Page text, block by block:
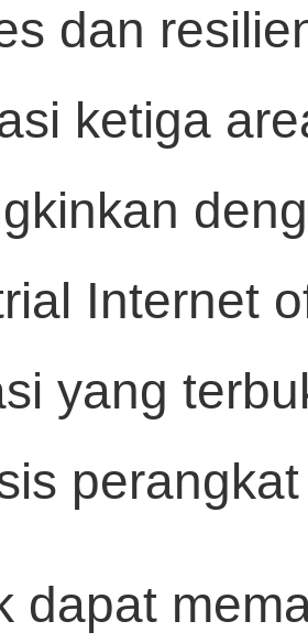
dan
ketiga
Internet
yang
dapat